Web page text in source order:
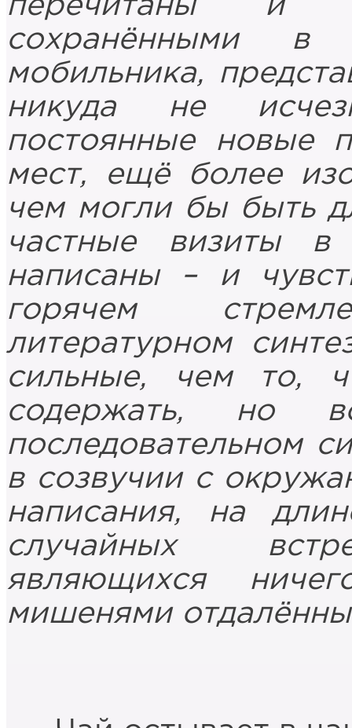
перечитаны и
сохранёнными в
мобильника,
никуда не
постоянные новые
мест, ещё более
чем могли бы быть
частные визиты
написаны – и
горячем
литературном
сильные, чем то,
содержать, но
последовательном
в созвучии с
написания, на
случайных
являющихся
мишенями